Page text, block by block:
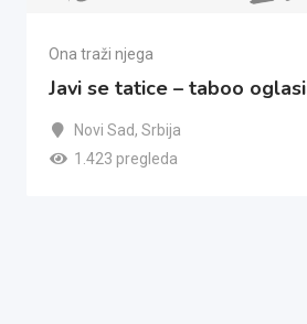
Ona traži njega
Javi se tatice – taboo oglasi
Novi Sad, Srbija
1.423 pregleda